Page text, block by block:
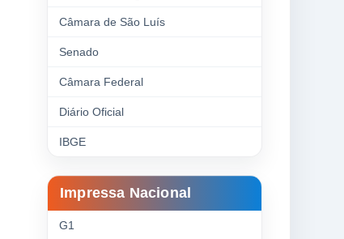
Câmara de São Luís
Senado
Câmara Federal
Diário Oficial
IBGE
Impressa Nacional
G1